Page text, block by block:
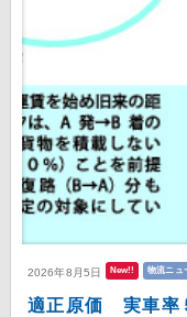
2026年8月5日 New!! 物流ニュ
適正原価 実車率